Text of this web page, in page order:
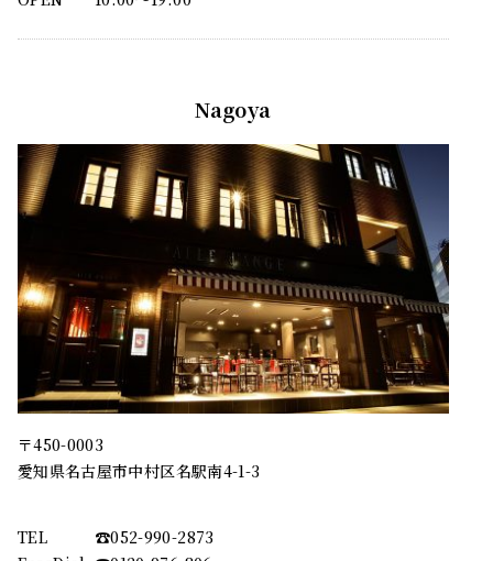
Nagoya
〒450-0003
愛知県名古屋市中村区名駅南4-1-3
TEL
☎︎052-990-2873